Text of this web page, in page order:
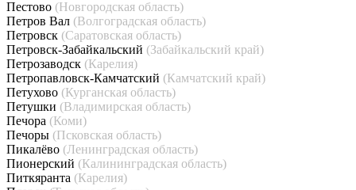
Пестово (Новгородская область)
Петров Вал (Волгоградская область)
Петровск (Саратовская область)
Петровск-Забайкальский (Забайкальский край)
Петрозаводск (Карелия)
Петропавловск-Камчатский (Камчатский край)
Петухово (Курганская область)
Петушки (Владимирская область)
Печора (Коми)
Печоры (Псковская область)
Пикалёво (Ленинградская область)
Пионерский (Калининградская область)
Питкяранта (Карелия)